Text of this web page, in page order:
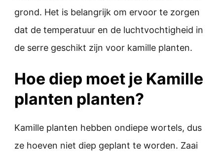
grond. Het is belangrijk om ervoor te zorgen
dat de temperatuur en de luchtvochtigheid in
de serre geschikt zijn voor kamille planten.
Hoe diep moet je Kamille
planten planten?
Kamille planten hebben ondiepe wortels, dus
ze hoeven niet diep geplant te worden. Zaai